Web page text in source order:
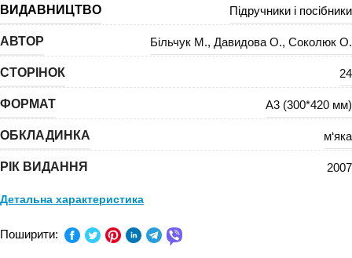
ВИДАВНИЦТВО Підручники і посібники
АВТОР Більчук М., Давидова О., Соколюк О.
СТОРІНОК 24
ФОРМАТ А3 (300*420 мм)
ОБКЛАДИНКА м‘яка
РІК ВИДАННЯ 2007
Детальна характеристика
ПРЕДМЕТ:
Поширити: